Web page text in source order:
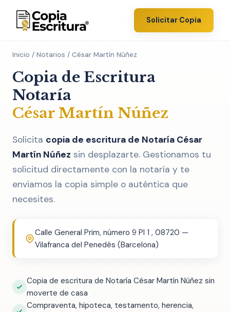
Solicitar Copia
Inicio / Notarios / César Martín Núñez
Copia de Escritura
Notaría
César Martín Núñez
Solicita copia de escritura de Notaría César
Martín Núñez sin desplazarte. Gestionamos tu
solicitud directamente con la notaría y te
enviamos la copia simple o auténtica que
necesites.
Calle General Prim, número 9 Pl 1 , 08720 —
Vilafranca del Penedès (Barcelona)
Copia de escritura de Notaría César Martín Núñez sin
moverte de casa
Compraventa, hipoteca, testamento, herencia,